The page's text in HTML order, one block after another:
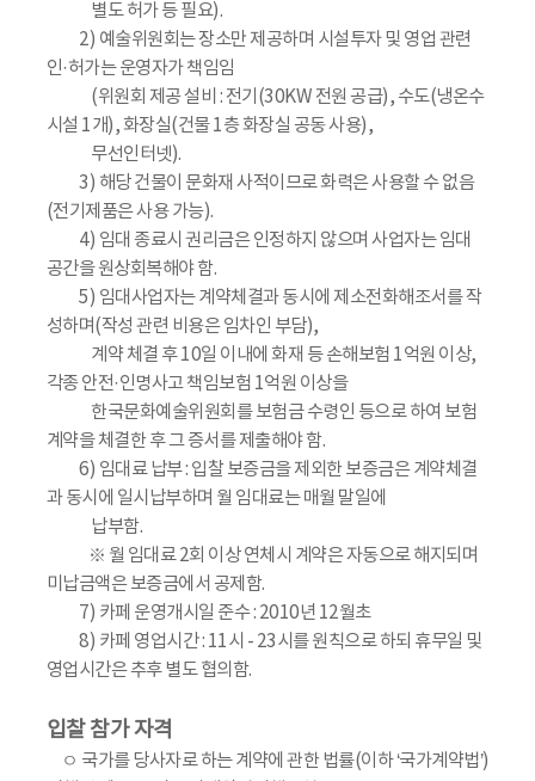
별도 허가 등 필요).
2) 예술위원회는 장소만 제공하며 시설투자 및 영업 관련
인·허가는 운영자가 책임임
(위원회 제공 설비 : 전기(30KW 전원 공급), 수도(냉온수
시설 1개), 화장실(건물 1층 화장실 공동 사용),
무선인터넷).
3) 해당 건물이 문화재 사적이므로 화력은 사용할 수 없음
(전기제품은 사용 가능).
4) 임대 종료시 권리금은 인정하지 않으며 사업자는 임대
공간을 원상회복해야 함.
5) 임대사업자는 계약체결과 동시에 제소전화해조서를 작
성하며(작성 관련 비용은 임차인 부담),
계약 체결 후 10일 이내에 화재 등 손해보험 1억원 이상,
각종 안전·인명사고 책임보험 1억원 이상을
한국문화예술위원회를 보험금 수령인 등으로 하여 보험
계약을 체결한 후 그 증서를 제출해야 함.
6) 임대료 납부 : 입찰 보증금을 제외한 보증금은 계약체결
과 동시에 일시납부하며 월 임대료는 매월 말일에
납부함.
※ 월 임대료 2회 이상 연체시 계약은 자동으로 해지되며
미납금액은 보증금에서 공제함.
7) 카페 운영개시일 준수 : 2010년 12월초
8) 카페 영업시간 : 11시 - 23시를 원칙으로 하되 휴무일 및
영업시간은 추후 별도 협의함.
입찰 참가 자격
ㅇ 국가를 당사자로 하는 계약에 관한 법률(이하 ‘국가계약법’)